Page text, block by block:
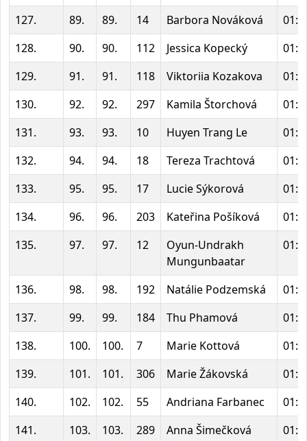
127.
89. 89. 14 Barbora Nováková
128.
90. 90. 112 Jessica Kopecký
129.
91. 91. 118 Viktoriia Kozakova
130.
92. 92. 297 Kamila Štorchová
131.
93. 93. 10 Huyen Trang Le
132.
94. 94. 18 Tereza Trachtová
133.
95. 95. 17 Lucie Sýkorová
134.
96. 96. 203 Kateřina Pošíková
135.
97. 97. 12
Oyun-Undrakh
Mungunbaatar
136. 98. 98. 192 Natálie Podzemská
137.
99. 99. 184 Thu Phamová
138.
100. 100. 7 Marie Kottová
139.
101. 101. 306 Marie Žákovská
140.
102. 102. 55 Andriana Farbanec
141.
103. 103. 289 Anna Šimečková